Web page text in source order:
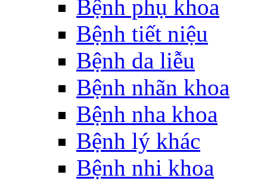
Bệnh phụ khoa
Bệnh tiết niệu
Bệnh da liễu
Bệnh nhãn khoa
Bệnh nha khoa
Bệnh lý khác
Bệnh nhi khoa